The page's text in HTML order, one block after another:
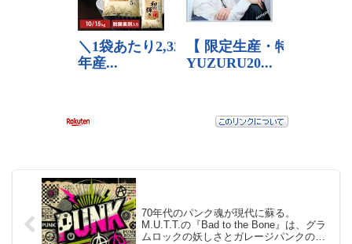
70年代のパンク魂が現代に蘇る。
M.U.T.T.の『Bad to the Bone』は、グラ
ムロックの妖しさとガレージパンクの